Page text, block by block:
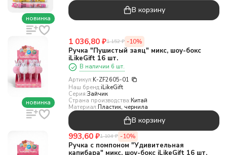
новинка
В корзину
новинка
1 036,80 ₽1 152 ₽ -10%
Ручка "Пушистый заяц" микс, шоу-бокс
iLikeGift 16 шт.
В наличии 6 шт.
Артикул:K-ZF2605-01
Наш бренд:iLikeGift
Серия:Зайчик
Страна производства:Китай
Материал:Пластик, чернила
В корзину
993,60 ₽1 104 ₽ -10%
Ручка с помпоном "Удивительная
капибара" микс, шоу-бокс iLikeGift 16 шт.